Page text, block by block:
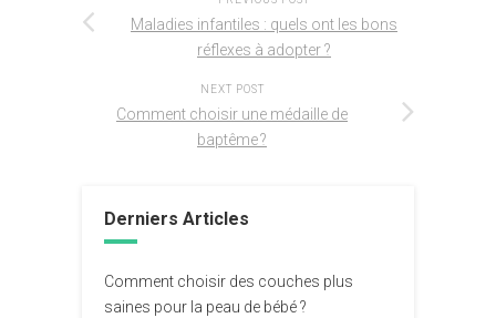
Maladies infantiles : quels ont les bons
réflexes à adopter ?
NEXT POST
Comment choisir une médaille de
baptême ?
Derniers Articles
Comment choisir des couches plus
saines pour la peau de bébé ?